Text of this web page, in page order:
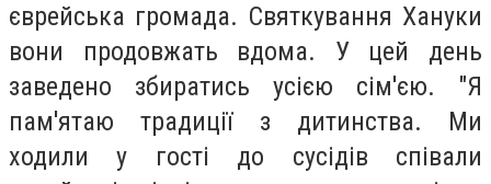
єврейська громада. Святкування Хануки
вони продовжать вдома. У цей день
заведено збиратись усією сім'єю. "Я
пам'ятаю традиції з дитинства. Ми
ходили у гості до сусідів співали